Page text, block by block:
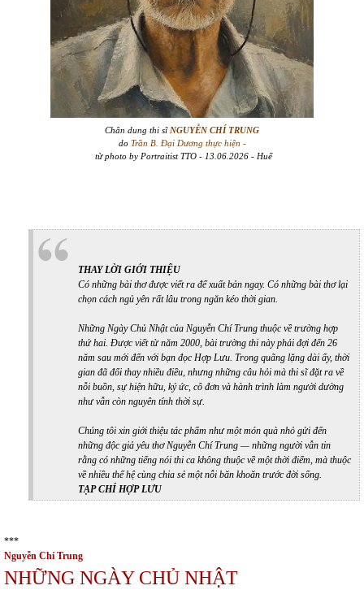
Chân dung thi sĩ NGUYỄN CHÍ TRUNG
do Trần B. Đại Dương thực hiện -
từ photo by Portraitist TTO - 13.06.2026 - Huế
THAY LỜI GIỚI THIỆU
Có những bài thơ được viết ra để xuất bản ngay. Có những bài thơ lại
chọn cách ngủ yên rất lâu trong ngăn kéo thời gian.
Những Ngày Chủ Nhậtcủa Nguyễn Chí Trung thuộc về trường hợp
thứ hai. Được viết từ năm 2000, bài trường thi này phải đợi đến 26
năm sau mới đến với bạn đọc Hợp Lưu. Trong quãng lặng dài ấy, thời
gian đã đổi thay nhiều điều, nhưng những câu hỏi mà thi sĩ đặt ra về
nỗi buồn, sự hiện hữu, ký ức, cô đơn và hành trình làm người dường
như vẫn còn nguyên tính thời sự.
Chúng tôi xin giới thiệu tác phẩm như một món quà nhỏ gửi đến
những độc giả yêu thơ Nguyễn Chí Trung — những người vẫn tin
rằng có những tiếng nói thi ca không thuộc về một thời điểm, mà thuộc
về nhiều thế hệ cùng chia sẻ một nỗi băn khoăn trước đời sống.
TẠP CHÍ HỢP LƯU
***
Nguyễn Chí Trung
NHỮNG NGÀY CHỦ NHẬT